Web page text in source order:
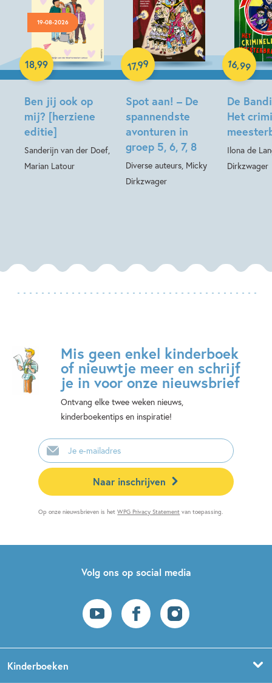
19-08-2026
Ben jij ook op
mij? [herziene
editie]
Sanderijn van der Doef,
Marian Latour
18,99
Hardcover
Spot aan! – De
spannendste
avonturen in
groep 5, 6, 7, 8
Diverse auteurs, Micky
Dirkzwager
17,99
Hardcover
De
Het
Ilona de
Dirkzwager
16,99
Hardcover
Mis geen enkel kinderboek
of nieuwtje meer en schrijf
je in voor onze nieuwsbrief
Ontvang elke twee weken nieuws,
kinderboekentips en inspiratie!
E-
mailadres
Naar inschrijven
Op onze nieuwsbrieven is hetWPG Privacy Statement van toepassing.
Volg ons op social media
Kinderboeken